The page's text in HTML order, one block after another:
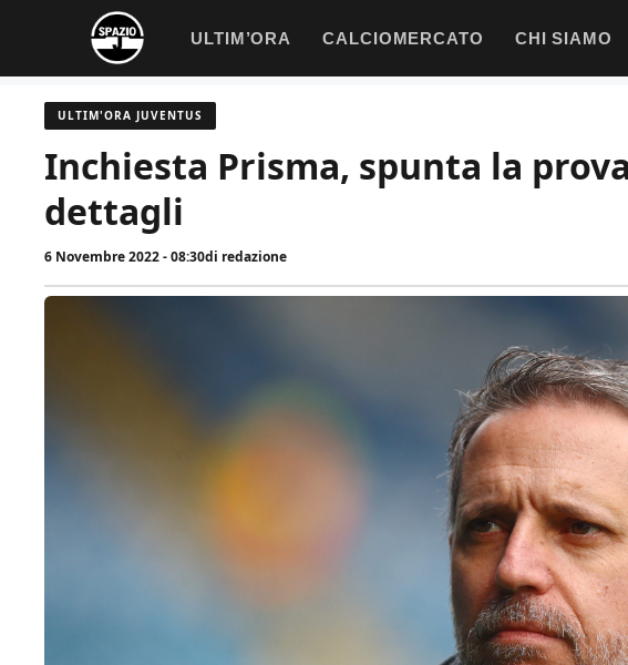
contenuto
ULTIM’ORA CALCIOMERCATO CHI SIAMO
ULTIM'ORA JUVENTUS
Inchiesta Prisma, spunta la
dettagli
6 Novembre 2022 - 08:30di redazione